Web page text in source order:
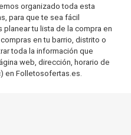
organizado toda esta
para que te sea fácil
planear tu lista de la compra en
en tu barrio, distrito o
toda la información que
web, dirección, horario de
en Folletosofertas.es.